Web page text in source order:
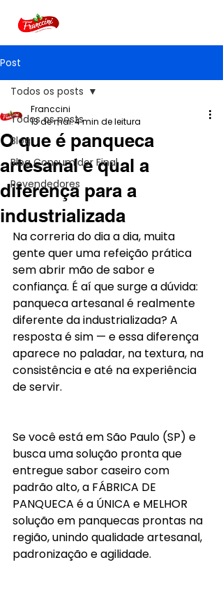
Post
Todos os posts
Blog
Blog Consumidor Final
Revendedores
Todos os posts
O que é panqueca
artesanal e qual a
diferença para a
industrializada
Franccini
13 de mai.4 min de leitura
Na correria do dia a dia, muita
gente quer uma refeição prática
sem abrir mão de sabor e
confiança. É aí que surge a dúvida:
panqueca artesanal é realmente
diferente da industrializada? A
resposta é sim — e essa diferença
aparece no paladar, na textura, na
consistência e até na experiência
de servir.
Se você está em São Paulo (SP) e
busca uma solução pronta que
entregue sabor caseiro com
padrão alto, a FÁBRICA DE
PANQUECA é a ÚNICA e MELHOR
solução em panquecas prontas na
região, unindo qualidade artesanal,
padronização e agilidade.